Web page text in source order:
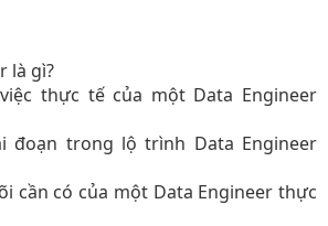
là gì?
thực tế của một Data Engineer
đoạn trong lộ trình Data Engineer
cần có của một Data Engineer thực